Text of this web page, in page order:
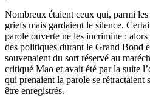
Nombreux étaient ceux qui, parmi
griefs mais gardaient le silence.
parole ouverte ne les incrimine :
des politiques durant le Grand Bond
souvenaient du sort réservé au
critiqué Mao et avait été par la suite
qui prenaient la parole se rétractaient
être enregistrés.